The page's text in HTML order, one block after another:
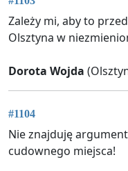
Zależy mi, aby to
Olsztyna w
Dorota Wojda
#1104
Nie znajduję
cudownego miejsca!